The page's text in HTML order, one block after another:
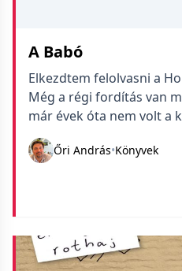
A Babó
Elkezdtem felolvasni a
Még a régi fordítás van
már évek óta nem volt a
és jó humorú mese,
élvezzük.
Őri András•Könyvek